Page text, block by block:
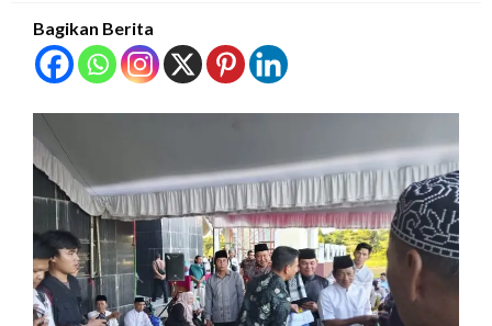
Bagikan Berita